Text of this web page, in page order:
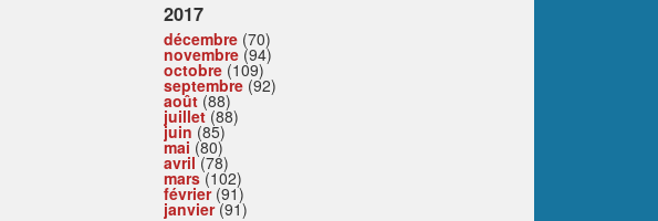
2017
décembre (70)
novembre (94)
octobre (109)
septembre (92)
août (88)
juillet(88)
juin (85)
mai (80)
avril(78)
mars(102)
février(91)
janvier(91)